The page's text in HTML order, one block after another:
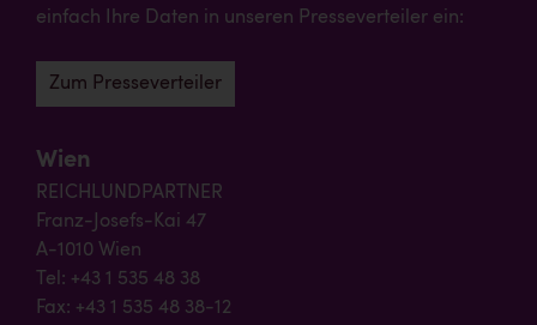
einfach Ihre Daten in unseren Presseverteiler ein:
Zum Presseverteiler
Wien
REICHLUNDPARTNER
Franz-Josefs-Kai 47
A-1010 Wien
Tel: +43 1 535 48 38
Fax: +43 1 535 48 38-12